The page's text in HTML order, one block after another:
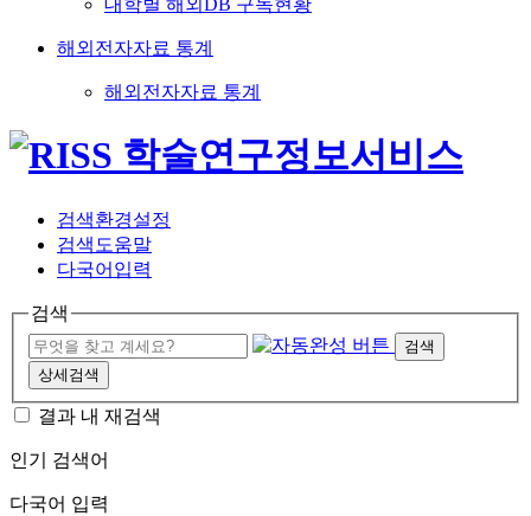
대학별 해외DB 구독현황
해외전자자료 통계
해외전자자료 통계
검색환경설정
검색도움말
다국어입력
검색
검색
상세검색
결과 내 재검색
인기 검색어
다국어 입력